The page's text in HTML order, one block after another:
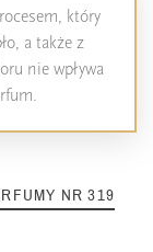
który
a także z
nie wpływa
NR 319